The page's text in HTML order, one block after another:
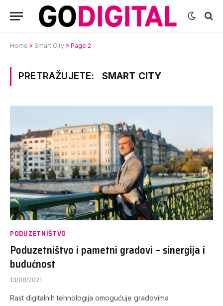
Home » Smart City » Page 2
PRETRAŽUJETE: SMART CITY
PODUZETNIŠTVO
Poduzetništvo i pametni gradovi – sinergija i
budućnost
13/08/2021
Rast digitalnih tehnologija omogućuje gradovima